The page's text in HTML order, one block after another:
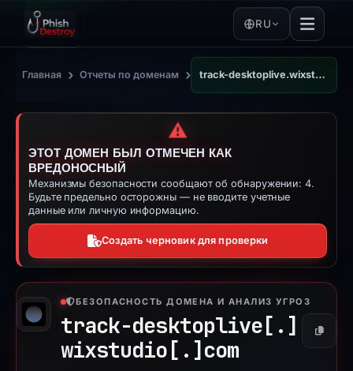
RU
Главная › Отчеты по доменам › track-desktoplive.wixstudio.com
⚠️
ЭТОТ ДОМЕН БЫЛ ОТМЕЧЕН КАК
ВРЕДОНОСНЫЙ
Механизмы безопасности сообщают об обнаружении: 4.
Будьте предельно осторожны — не вводите учетные
данные или личную информацию.
Создать черновик для проверки
БЕЗОПАСНОСТЬ ДОМЕНА И АНАЛИЗ УГРОЗ
track-desktoplive[.]
wixstudio[.] com